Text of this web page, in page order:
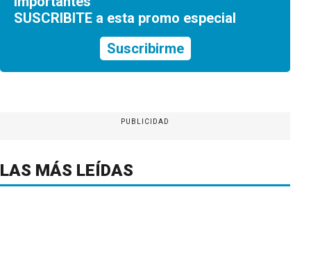
SUSCRIBITE a esta promo especial
Suscribirme
PUBLICIDAD
LAS MÁS LEÍDAS